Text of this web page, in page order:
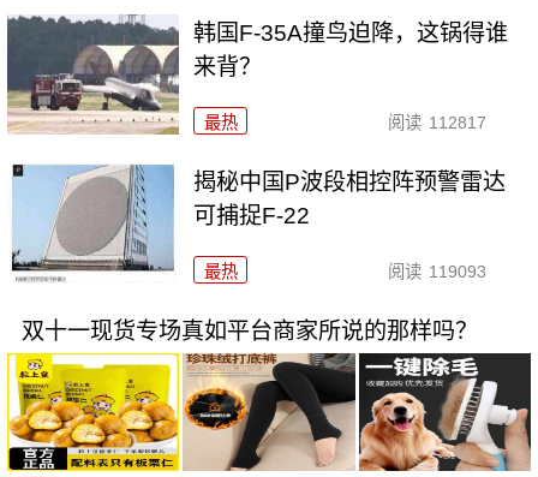
韩国F-35A撞鸟迫降，这锅得谁
来背？
最热 阅读 112817
揭秘中国P波段相控阵预警雷达
可捕捉F-22
最热 阅读 119093
双十一现货专场真如平台商家所说的那样吗？